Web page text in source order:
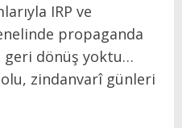
IRP ve
propaganda
geri dönüş yoktu…
zindanvarî günleri